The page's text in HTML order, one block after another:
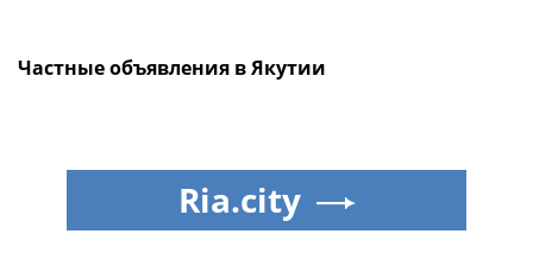
Частные объявления в Якутии
Ria.city